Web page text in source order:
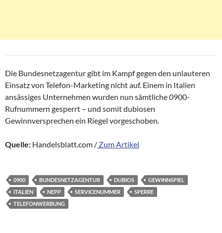
Die Bundesnetzagentur gibt im Kampf gegen den unlauteren
Einsatz von Telefon-Marketing nicht auf. Einem in Italien
ansässiges Unternehmen wurden nun sämtliche 0900-
Rufnummern gesperrt – und somit dubiosen
Gewinnversprechen ein Riegel vorgeschoben.
Quelle: Handelsblatt.com / Zum Artikel
0900 BUNDESNETZAGENTUR DUBIOS
GEWINNSPIEL
ITALIEN
NEPP SERVICENUMMER
SPERRE
TELEFONWERBUNG